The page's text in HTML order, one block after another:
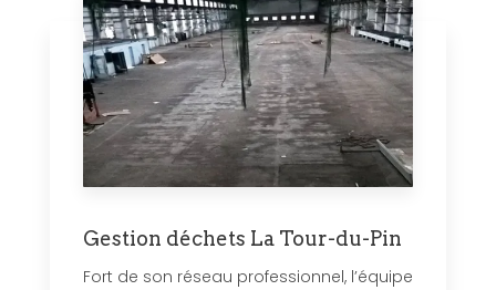
Gestion déchets La Tour-du-Pin
Fort de son réseau professionnel, l’équipe